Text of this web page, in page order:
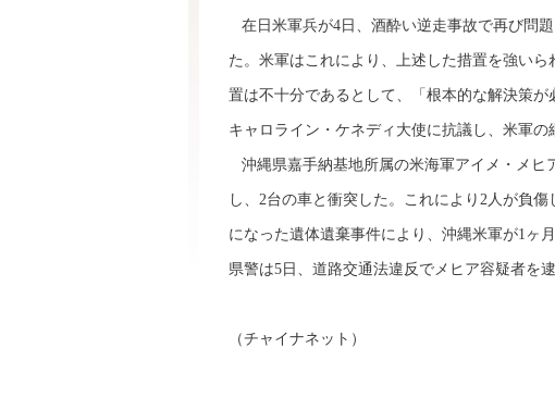
在日米軍兵が4日、酒酔い逆走事故で再び問
た。米軍はこれにより、上述した措置を強い
置は不十分であるとして、「根本的な解決策
キャロライン・ケネディ大使に抗議し、米軍の
沖縄県嘉手納基地所属の米海軍アイメ・メヒ
し、2台の車と衝突した。これにより2人が負
になった遺体遺棄事件により、沖縄米軍が1ヶ
県警は5日、道路交通法違反でメヒア容疑者を逮
（チャイナネット）